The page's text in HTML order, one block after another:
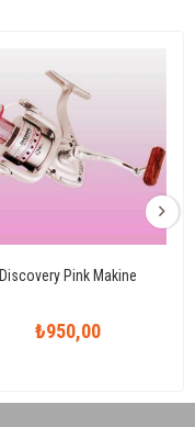
Discovery Pink Makine
₺950,00